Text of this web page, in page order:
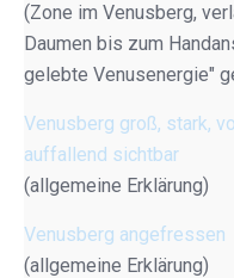
(Zone im Venusberg,
Daumen bis zum
gelebte Venusenergie"
Venusberg groß, stark,
auffallend sichtbar
(allgemeine Erklärung)
Venusberg angefressen
(allgemeine Erklärung)